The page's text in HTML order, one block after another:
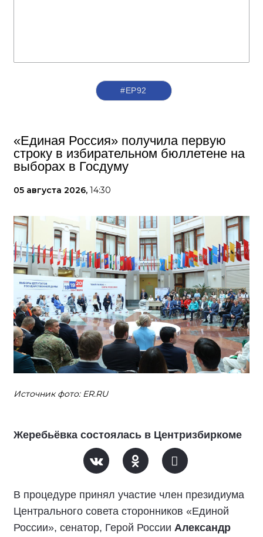
#ЕР92
«Единая Россия» получила первую
строку в избирательном бюллетене на
выборах в Госдуму
05 августа 2026, 14:30
Источник фото: ER.RU
Жеребьёвка состоялась в Центризбиркоме
В процедуре принял участие член президиума
Центрального совета сторонников «Единой
России», сенатор, Герой России Александр